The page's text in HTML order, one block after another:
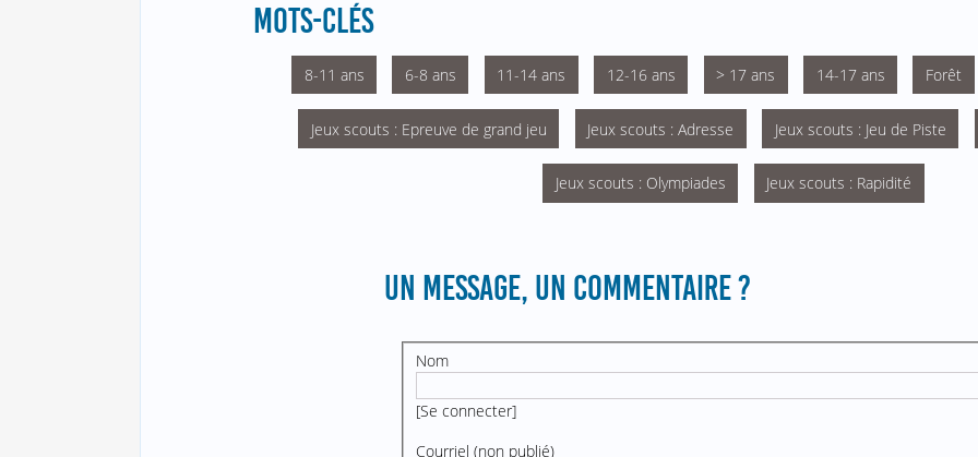
MOTS-CLÉS
8-11 ans 6-8 ans 11-14 ans 12-16 ans > 17 ans 14-17 ans Forêt
Jeux scouts : Epreuve de grand jeu Jeux scouts : Adresse Jeux scouts : Jeu de Piste
Jeux scouts : Olympiades Jeux scouts : Rapidité
UN MESSAGE, UN COMMENTAIRE ?
Nom
[Se connecter]
Courriel (non publié)